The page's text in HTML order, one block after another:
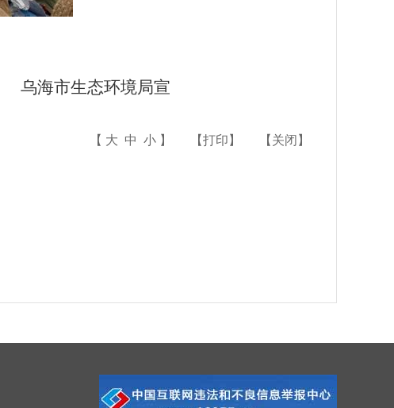
乌海市生态环境局宣
【 大 中 小 】 【打印 】 【 关闭 】